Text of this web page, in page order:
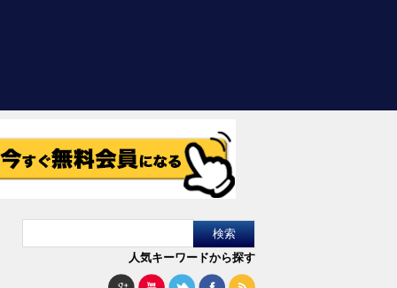
人気キーワードから探す